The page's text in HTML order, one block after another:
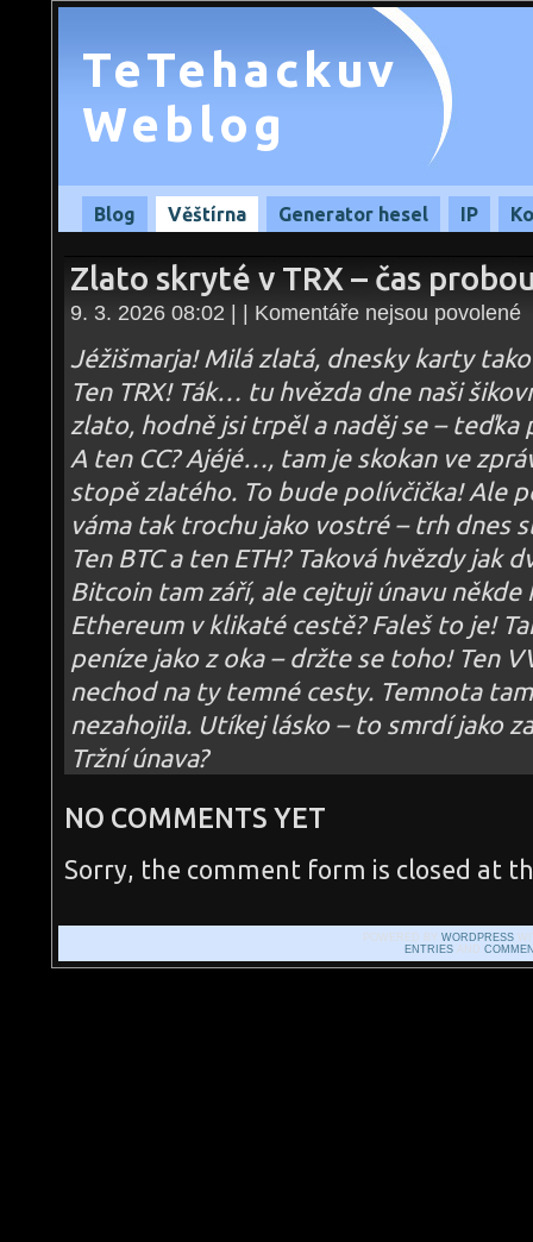
TeTehackuv
Weblog
Blog Věštírna Generator hesel IP
Zlato skryté v TRX – čas
9. 3. 2026 08:02 | | Komentáře nejsou povolené
v
–
Jéžišmarja! Milá zlatá, dnesky karty
Ten TRX! Ták… tu hvězda dne naši
zlato, hodně jsi trpěl a naděj se – teďka
A ten CC? Ajéjé…, tam je skokan ve
stopě zlatého. To bude polívčička! Ale
váma tak trochu jako vostré – trh dnes
Ten BTC a ten ETH? Taková hvězdy jak
Bitcoin tam září, ale cejtuji únavu
Ethereum v klikaté cestě? Faleš to je!
peníze jako z oka – držte se toho! Ten
nechod na ty temné cesty. Temnota
nezahojila. Utíkej lásko – to smrdí jako
Tržní únava?
NO COMMENTS YET
Sorry, the comment form is closed at
POWERED BY WORDPRESS
ENTRIESAND